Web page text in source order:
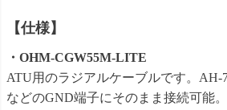
【仕様】
・OHM-CGW55M-LITE
ATU用のラジアルケーブルです。AH-
などのGND端子にそのまま接続可能。